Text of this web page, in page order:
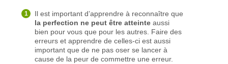
Il est important d’apprendre à reconnaître que
la perfection ne peut être atteinte aussi
bien pour vous que pour les autres. Faire des
erreurs et apprendre de celles-ci est aussi
important que de ne pas oser se lancer à
cause de la peur de commettre une erreur.